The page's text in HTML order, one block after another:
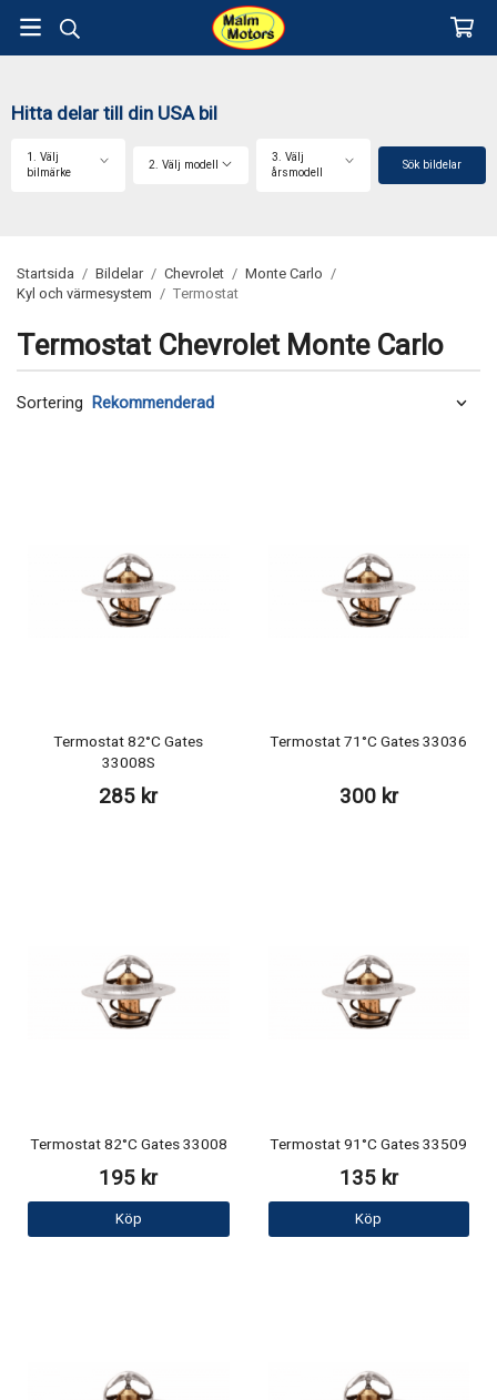
Hitta delar till din USA bil
1. Välj
bilmärke
2. Välj modell
3. Välj
årsmodell
Sök bildelar
Startsida / Bildelar / Chevrolet / Monte Carlo /
Kyl och värmesystem / Termostat
Termostat Chevrolet Monte Carlo
Sortering
Termostat 82°C Gates
33008S
285 kr
Termostat 71°C Gates 33036
300 kr
Termostat 82°C Gates 33008
195 kr
Köp
Termostat 91°C Gates 33509
135 kr
Köp